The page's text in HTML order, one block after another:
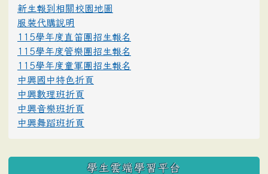
新生報到相關校園地圖
服裝代購說明
115學年度直笛團招生報名
115學年度管樂團招生報名
115學年度童軍團招生報名
中興國中特色折頁
中興數理班折頁
中興音樂班折頁
中興舞蹈班折頁
學生雲端學習平台